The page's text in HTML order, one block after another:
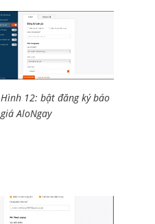
Hình 12: bật đăng ký báo
giá AloNgay